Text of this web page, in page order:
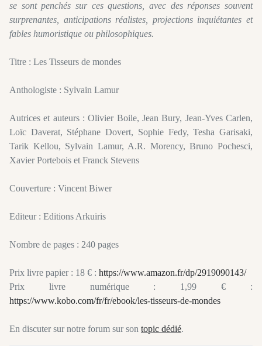
se sont penchés sur ces questions, avec des réponses souvent
surprenantes, anticipations réalistes, projections inquiétantes et
fables humoristique ou philosophiques.
Titre : Les Tisseurs de mondes
Anthologiste : Sylvain Lamur
Autrices et auteurs : Olivier Boile, Jean Bury, Jean-Yves Carlen,
Loïc Daverat, Stéphane Dovert, Sophie Fedy, Tesha Garisaki,
Tarik Kellou, Sylvain Lamur, A.R. Morency, Bruno Pochesci,
Xavier Portebois et Franck Stevens
Couverture : Vincent Biwer
Editeur : Editions Arkuiris
Nombre de pages : 240 pages
Prix livre papier : 18 € : https://www.amazon.fr/dp/2919090143/
Prix livre numérique : 1,99 € :
https://www.kobo.com/fr/fr/ebook/les-tisseurs-de-mondes
En discuter sur notre forum sur son topic dédié.